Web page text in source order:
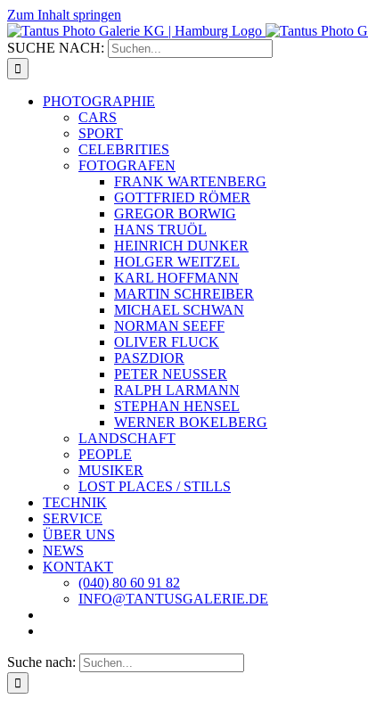
Zum Inhalt springen
SUCHE NACH:
PHOTOGRAPHIE
CARS
SPORT
CELEBRITIES
FOTOGRAFEN
FRANK WARTENBERG
GOTTFRIED RÖMER
GREGOR BORWIG
HANS TRUÖL
HEINRICH DUNKER
HOLGER WEITZEL
KARL HOFFMANN
MARTIN SCHREIBER
MICHAEL SCHWAN
NORMAN SEEFF
OLIVER FLUCK
PASZDIOR
PETER NEUSSER
RALPH LARMANN
STEPHAN HENSEL
WERNER BOKELBERG
LANDSCHAFT
PEOPLE
MUSIKER
LOST PLACES / STILLS
TECHNIK
SERVICE
ÜBER UNS
NEWS
KONTAKT
(040) 80 60 91 82
INFO@TANTUSGALERIE.DE
Suche nach: